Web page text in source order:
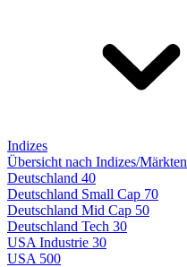
Indizes
Übersicht nach Indizes/Märkten
Deutschland 40
Deutschland Small Cap 70
Deutschland Mid Cap 50
Deutschland Tech 30
USA Industrie 30
USA 500